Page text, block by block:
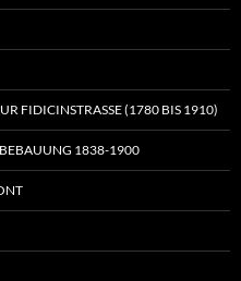
FIDICINSTRASSE (1780 BIS 1910)
1838-1900